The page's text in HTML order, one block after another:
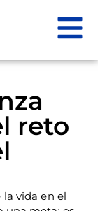
reto
la vida en el